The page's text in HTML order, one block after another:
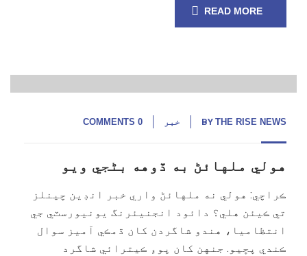
READ MORE
BY THE RISE NEWS خبر 0 COMMENTS
هولي ملهائڻ به ڏوهه بڻجي ويو
ڪراچي: هولي نه ملهائڻ واري خبر انڊين چينلز
تي ڪيئن هلي؟ دائود انجنيئرنگ يونيورسٽي جي
انتظاميا، هندو شاگردن کان ڌمڪي آميز سوال
ڪندي پڇيو. جنهن کان پوءِ ڪيترائي شاگرد